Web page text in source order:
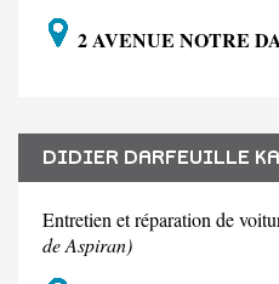
2 AVENUE NOTRE
DIDIER DARFEUILLE
Entretien et réparation de
de Aspiran)